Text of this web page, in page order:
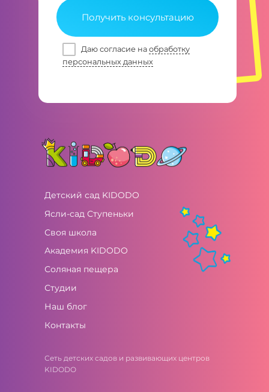
Получить консультацию
Даю согласие на обработку
персональных данных
Детский сад KIDODO
Ясли-сад Ступеньки
Своя школа
Академия KIDODO
Соляная пещера
Студии
Наш блог
Контакты
Сеть детских садов и развивающих центров
KIDODO